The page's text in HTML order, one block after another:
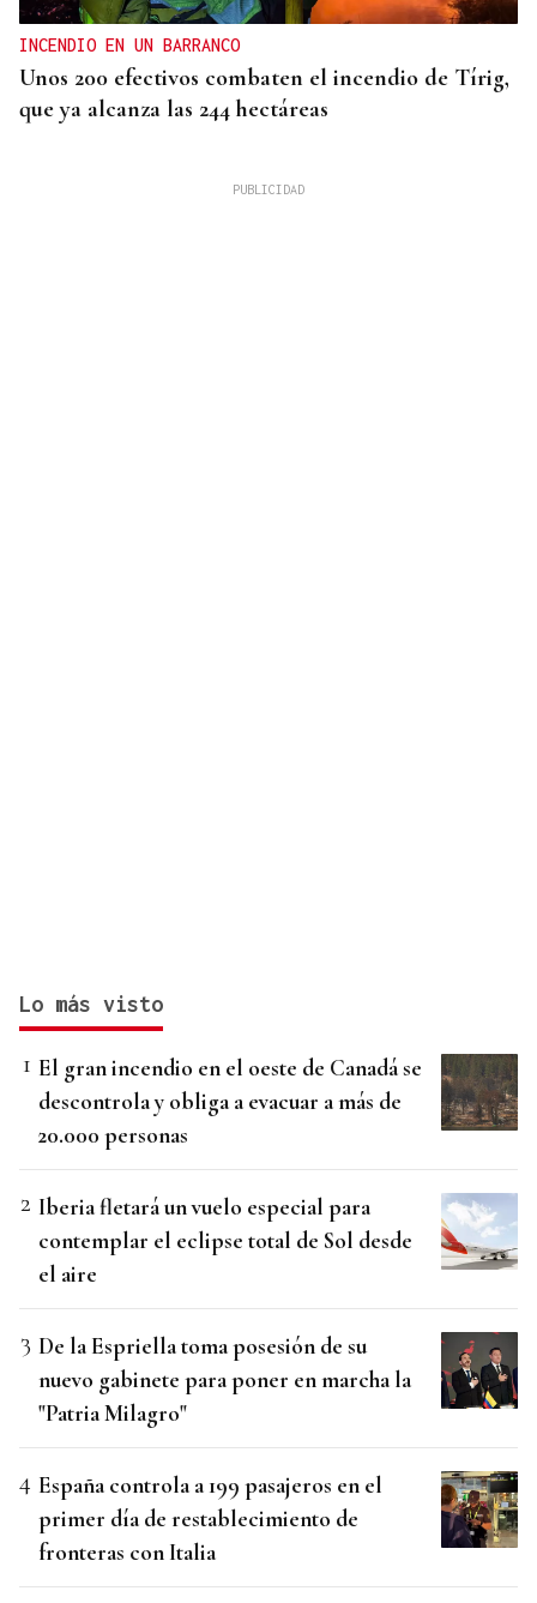
INCENDIO EN UN BARRANCO
Unos 200 efectivos combaten el incendio de Tírig,
que ya alcanza las 244 hectáreas
Lo más visto
El gran incendio en el oeste de Canadá se
descontrola y obliga a evacuar a más de
20.000 personas
Iberia fletará un vuelo especial para
contemplar el eclipse total de Sol desde
el aire
De la Espriella toma posesión de su
nuevo gabinete para poner en marcha la
"Patria Milagro"
España controla a 199 pasajeros en el
primer día de restablecimiento de
fronteras con Italia